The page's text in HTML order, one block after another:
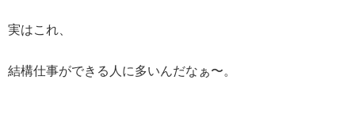
実はこれ、
結構仕事ができる人に多いんだなぁ〜。